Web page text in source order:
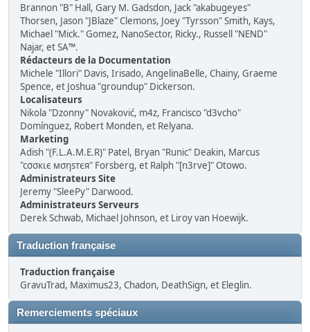
Brannon "B" Hall, Gary M. Gadsdon, Jack "akabugeyes"
Thorsen, Jason "JBlaze" Clemons, Joey "Tyrsson" Smith, Kays,
Michael "Mick." Gomez, NanoSector, Ricky., Russell "NEND"
Najar, et SA™.
Rédacteurs de la Documentation
Michele "Illori" Davis, Irisado, AngelinaBelle, Chainy, Graeme
Spence, et Joshua "groundup" Dickerson.
Localisateurs
Nikola "Dzonny" Novaković, m4z, Francisco "d3vcho"
Domínguez, Robert Monden, et Relyana.
Marketing
Adish "(F.L.A.M.E.R)" Patel, Bryan "Runic" Deakin, Marcus
"cσσкιє мσηѕтєя" Forsberg, et Ralph "[n3rve]" Otowo.
Administrateurs Site
Jeremy "SleePy" Darwood.
Administrateurs Serveurs
Derek Schwab, Michael Johnson, et Liroy van Hoewijk.
Traduction française
Traduction française
GravuTrad, Maximus23, Chadon, DeathSign, et Eleglin.
Remerciements spéciaux